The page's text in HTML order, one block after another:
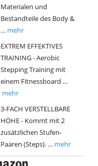
Materialen und
Bestandteile des Body &
… mehr
EXTREM EFFEKTIVES
TRAINING - Aerobic
Stepping Training mit
einem Fitnessboard …
mehr
3-FACH VERSTELLBARE
HÖHE - Kommt mit 2
zusätzlichen Stufen-
Paaren (Steps). … mehr